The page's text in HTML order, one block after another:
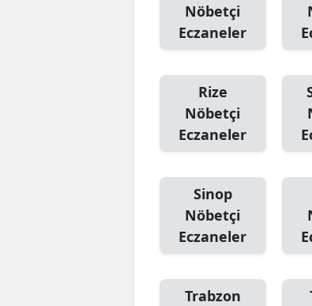
Nöbetçi
Eczaneler
Rize
Nöbetçi
Eczaneler
Sinop
Nöbetçi
Eczaneler
Trabzon